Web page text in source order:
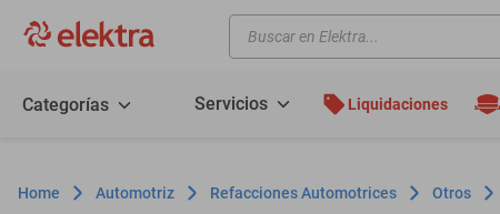
Buscar en Elektra...
Categorías Servicios Liquidaciones
Automotriz Refacciones Automotrices Otros
motos